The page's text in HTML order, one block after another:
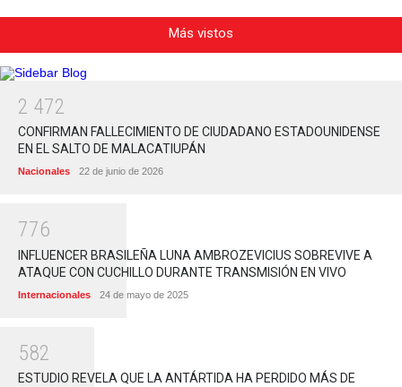
Más vistos
2 472
CONFIRMAN FALLECIMIENTO DE CIUDADANO ESTADOUNIDENSE
EN EL SALTO DE MALACATIUPÁN
Nacionales 22 de junio de 2026
776
INFLUENCER BRASILEÑA LUNA AMBROZEVICIUS SOBREVIVE A
ATAQUE CON CUCHILLO DURANTE TRANSMISIÓN EN VIVO
Internacionales 24 de mayo de 2025
582
ESTUDIO REVELA QUE LA ANTÁRTIDA HA PERDIDO MÁS DE